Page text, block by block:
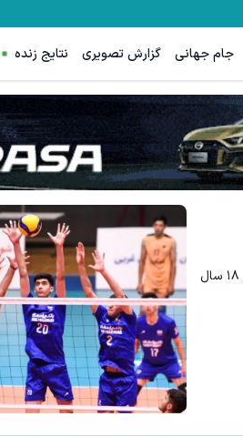
جام جهانی گزارش تصویری نتایج زنده
کنفدارسیون والیبال آسیا کشور چین را به عنوان میزبان جدید مسابقات قهرمانی زیر ۱۸ سال